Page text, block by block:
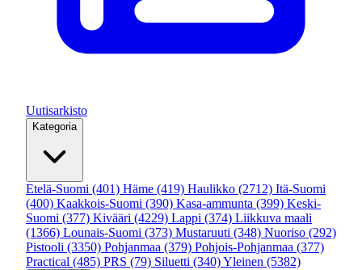
Uutisarkisto
Kategoria
Etelä-Suomi (401) Häme (419) Haulikko (2712) Itä-Suomi
(400) Kaakkois-Suomi (390) Kasa-ammunta (399) Keski-
Suomi (377) Kivääri (4229) Lappi (374) Liikkuva maali
(1366) Lounais-Suomi (373) Mustaruuti (348) Nuoriso (292)
Pistooli (3350) Pohjanmaa (379) Pohjois-Pohjanmaa (377)
Practical (485) PRS (79) Siluetti (340)Yleinen (5382)